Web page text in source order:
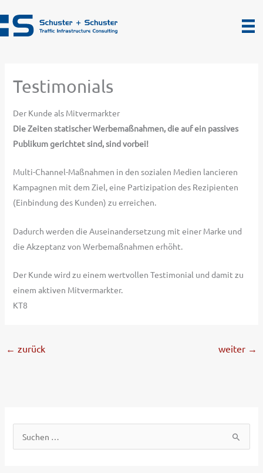
Inhalt
springen
Testimonials
Der Kunde als Mitvermarkter
Die Zeiten statischer Werbemaßnahmen, die auf ein passives
Publikum gerichtet sind, sind vorbei!
Multi-Channel-Maßnahmen in den sozialen Medien lancieren
Kampagnen mit dem Ziel, eine Partizipation des Rezipienten
(Einbindung des Kunden) zu erreichen.
Dadurch werden die Auseinandersetzung mit einer Marke und
die Akzeptanz von Werbemaßnahmen erhöht.
Der Kunde wird zu einem wertvollen Testimonial und damit zu
einem aktiven Mitvermarkter.
KT8
← zurück weiter →
u